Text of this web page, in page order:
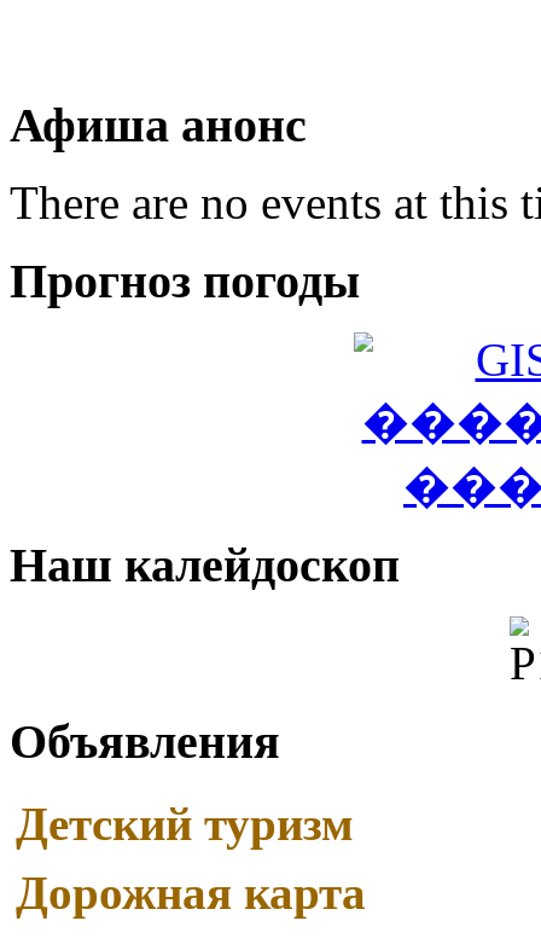
Афиша анонс
There are no events at this
Прогноз погоды
Наш калейдоскоп
Объявления
Детский туризм
Read More
Дорожная карта